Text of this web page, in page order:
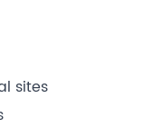
sites